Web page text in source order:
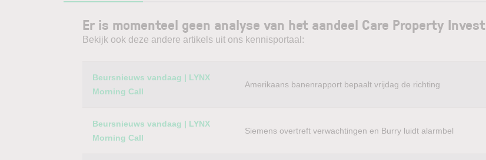
Er is momenteel geen analyse van het aandeel Care Property Invest
Bekijk ook deze andere artikels uit ons kennisportaal:
Category Titel
Beursnieuws vandaag | LYNX
Morning Call
Amerikaans banenrapport bepaalt vrijdag de richting
Beursnieuws vandaag | LYNX
Morning Call
Siemens overtreft verwachtingen en Burry luidt alarmbel